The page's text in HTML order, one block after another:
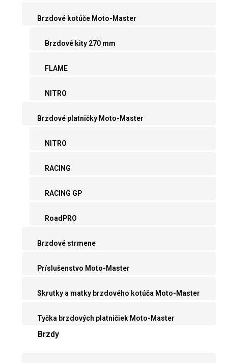
Brzdové kotúče Moto-Master
Brzdové kity 270 mm
FLAME
NITRO
Brzdové platničky Moto-Master
NITRO
RACING
RACING GP
RoadPRO
Brzdové strmene
Príslušenstvo Moto-Master
Skrutky a matky brzdového kotúča Moto-Master
Tyčka brzdových platničiek Moto-Master
Brzdy